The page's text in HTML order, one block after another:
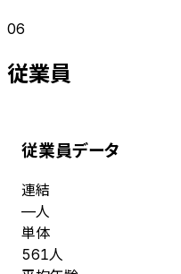
06
従業員
従業員データ
連結
—人
単体
561人